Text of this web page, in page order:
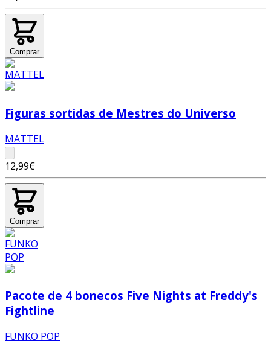
Comprar
Figuras sortidas de Mestres do Universo
MATTEL
12,99€
Comprar
Pacote de 4 bonecos Five Nights at Freddy's
Fightline
FUNKO POP